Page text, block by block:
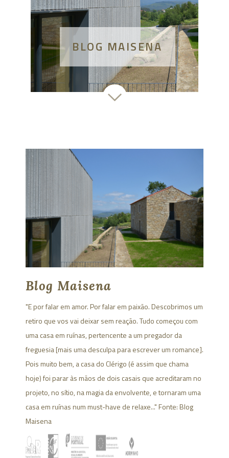
BLOG MAISENA
Blog Maisena
"E por falar em amor. Por falar em paixão. Descobrimos um
retiro que vos vai deixar sem reação. Tudo começou com
uma casa em ruínas, pertencente a um pregador da
freguesia [mais uma desculpa para escrever um romance].
Pois muito bem, a casa do Clérigo (é assim que chama
hoje) foi parar às mãos de dois casais que acreditaram no
projeto, no sítio, na magia da envolvente, e tornaram uma
casa em ruínas num must-have de relaxe..." Fonte:Blog
Maisena